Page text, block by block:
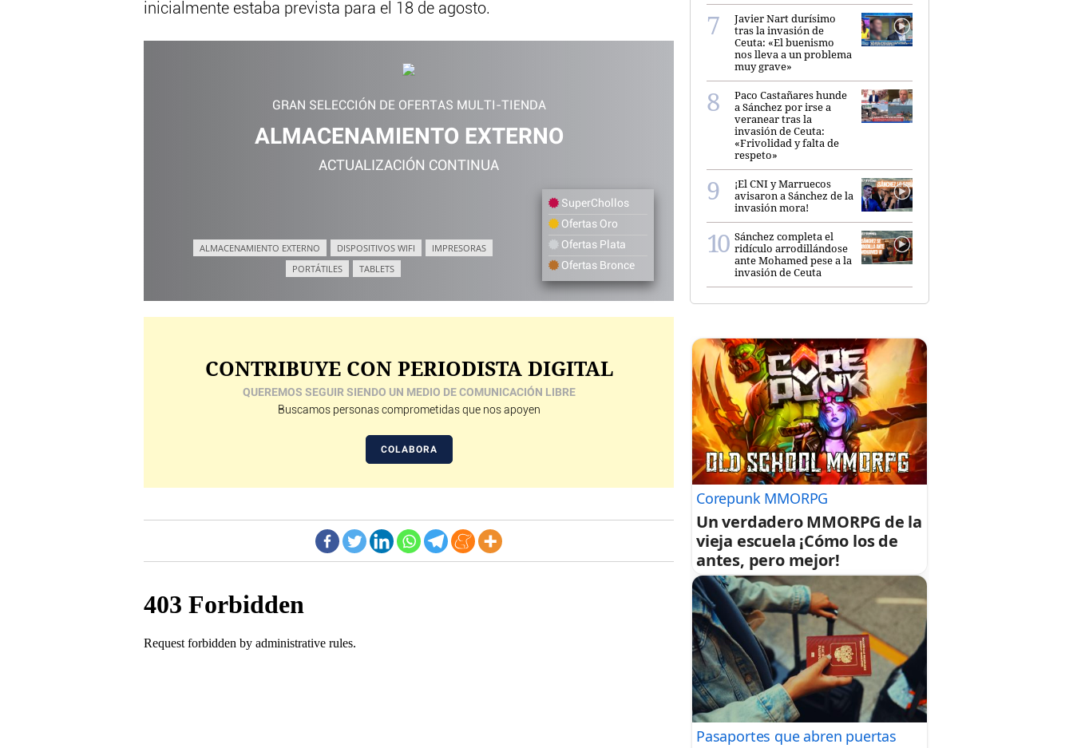
inicialmente estaba prevista para el 18 de agosto.
GRAN SELECCIÓN DE OFERTAS MULTI-TIENDA
ALMACENAMIENTO EXTERNO
ACTUALIZACIÓN CONTINUA
ALMACENAMIENTO EXTERNO DISPOSITIVOS WIFI
IMPRESORAS
PORTÁTILES
TABLETS
SuperChollos
Ofertas Oro
Ofertas Plata
Ofertas Bronce
CONTRIBUYE CON PERIODISTA DIGITAL
QUEREMOS SEGUIR SIENDO UN MEDIO DE COMUNICACIÓN LIBRE
Buscamos personas comprometidas que nos apoyen
COLABORA
Javier Nart durísimo
tras la invasión de
Ceuta: «El buenismo
nos lleva a un problema
muy grave»
Paco Castañares hunde
a Sánchez por irse a
veranear tras la
invasión de Ceuta:
«Frivolidad y falta de
respeto»
¡El CNI y Marruecos
avisaron a Sánchez de la
invasión mora!
Sánchez completa el
ridículo arrodillándose
ante Mohamed pese a la
invasión de Ceuta
Corepunk MMORPG
Un verdadero MMORPG de la
vieja escuela ¡Cómo los de
antes, pero mejor!
Pasaportes que abren puertas